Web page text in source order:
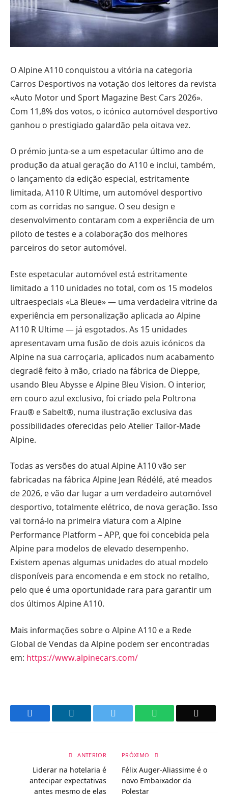
O Alpine A110 conquistou a vitória na categoria
Carros Desportivos na votação dos leitores da revista
«Auto Motor und Sport Magazine Best Cars 2026».
Com 11,8% dos votos, o icónico automóvel desportivo
ganhou o prestigiado galardão pela oitava vez.
O prémio junta-se a um espetacular último ano de
produção da atual geração do A110 e inclui, também,
o lançamento da edição especial, estritamente
limitada, A110 R Ultime, um automóvel desportivo
com as corridas no sangue. O seu design e
desenvolvimento contaram com a experiência de um
piloto de testes e a colaboração dos melhores
parceiros do setor automóvel.
Este espetacular automóvel está estritamente
limitado a 110 unidades no total, com os 15 modelos
ultraespeciais «La Bleue» — uma verdadeira vitrine da
experiência em personalização aplicada ao Alpine
A110 R Ultime — já esgotados. As 15 unidades
apresentavam uma fusão de dois azuis icónicos da
Alpine na sua carroçaria, aplicados num acabamento
degradê feito à mão, criado na fábrica de Dieppe,
usando Bleu Abysse e Alpine Bleu Vision. O interior,
em couro azul exclusivo, foi criado pela Poltrona
Frau® e Sabelt®, numa ilustração exclusiva das
possibilidades oferecidas pelo Atelier Tailor-Made
Alpine.
Todas as versões do atual Alpine A110 vão ser
fabricadas na fábrica Alpine Jean Rédélé, até meados
de 2026, e vão dar lugar a um verdadeiro automóvel
desportivo, totalmente elétrico, de nova geração. Isso
vai torná-lo na primeira viatura com a Alpine
Performance Platform – APP, que foi concebida pela
Alpine para modelos de elevado desempenho.
Existem apenas algumas unidades do atual modelo
disponíveis para encomenda e em stock no retalho,
pelo que é uma oportunidade rara para garantir um
dos últimos Alpine A110.
Mais informações sobre o Alpine A110 e a Rede
Global de Vendas da Alpine podem ser encontradas
em: https://www.alpinecars.com/
WhatsApp
ANTERIOR
Liderar na hotelaria é
antecipar expectativas
antes mesmo de elas
PRÓXIMO
Félix Auger-Aliassime é o
novo Embaixador da
Polestar